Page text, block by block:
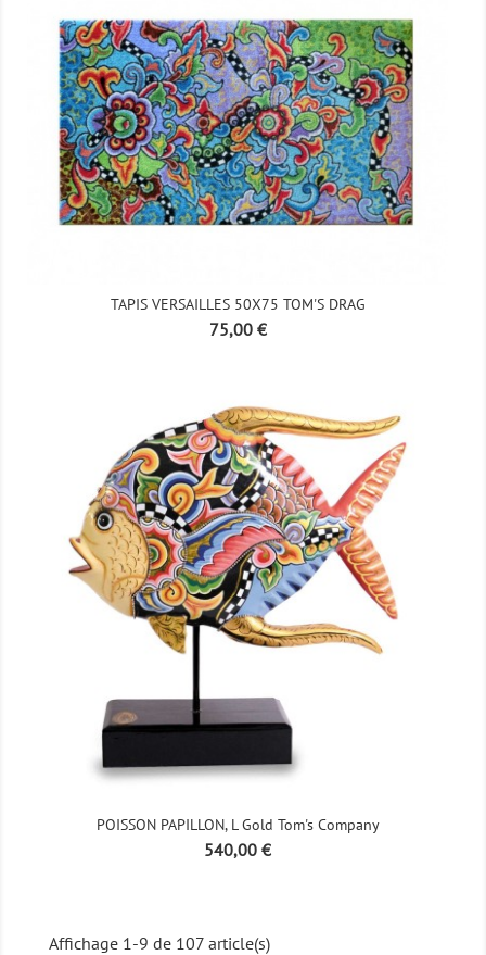
TAPIS VERSAILLES 50X75 TOM'S DRAG
Prix
75,00 €
POISSON PAPILLON, L Gold Tom's Company
Prix
540,00 €
Affichage 1-9 de 107 article(s)